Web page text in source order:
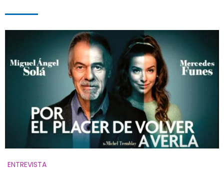
ENTREVISTA